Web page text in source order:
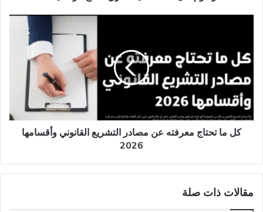
معرفته
مصادر
التشريع
القانوني
وأقسامها
2026كل ما تحتاج معرفته عن مصادر التشريع القانوني وأقسامها
2026
مقالات ذات صلة